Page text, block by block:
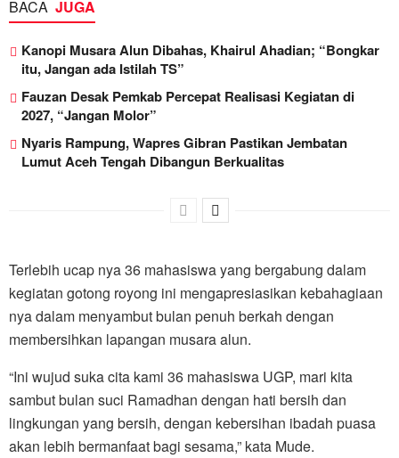
BACA JUGA
Kanopi Musara Alun Dibahas, Khairul Ahadian; “Bongkar
itu, Jangan ada Istilah TS”
Fauzan Desak Pemkab Percepat Realisasi Kegiatan di
2027, “Jangan Molor”
Nyaris Rampung, Wapres Gibran Pastikan Jembatan
Lumut Aceh Tengah Dibangun Berkualitas
Terlebih ucap nya 36 mahasiswa yang bergabung dalam
kegiatan gotong royong ini mengapresiasikan kebahagiaan
nya dalam menyambut bulan penuh berkah dengan
membersihkan lapangan musara alun.
“Ini wujud suka cita kami 36 mahasiswa UGP, mari kita
sambut bulan suci Ramadhan dengan hati bersih dan
lingkungan yang bersih, dengan kebersihan ibadah puasa
akan lebih bermanfaat bagi sesama,” kata Mude.